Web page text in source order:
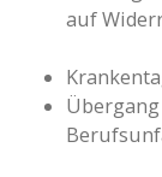
auf